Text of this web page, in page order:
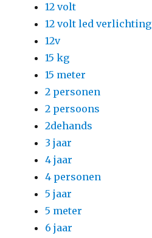
12 volt
12 volt led verlichting
12v
15 kg
15 meter
2 personen
2 persoons
2dehands
3 jaar
4 jaar
4 personen
5 jaar
5 meter
6 jaar